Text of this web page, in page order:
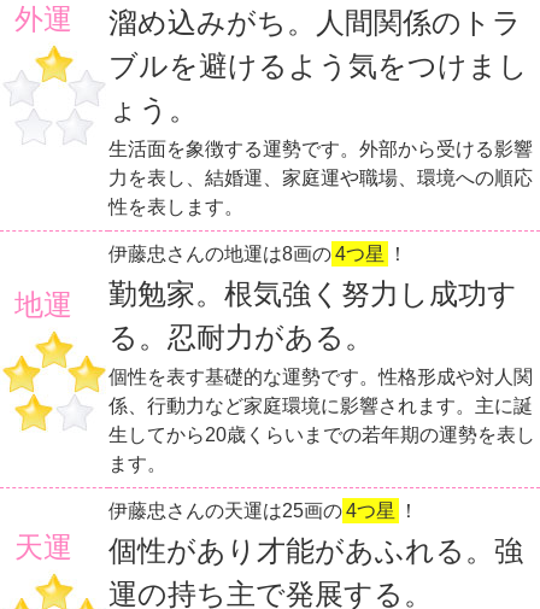
外運
溜め込みがち。人間関係のトラ
ブルを避けるよう気をつけまし
ょう。
生活面を象徴する運勢です。外部から受ける影響
力を表し、結婚運、家庭運や職場、環境への順応
性を表します。
地運
伊藤忠さんの地運は8画の4つ星 ！
勤勉家。根気強く努力し成功す
る。忍耐力がある。
個性を表す基礎的な運勢です。性格形成や対人関
係、行動力など家庭環境に影響されます。主に誕
生してから20歳くらいまでの若年期の運勢を表し
ます。
天運
伊藤忠さんの天運は25画の4つ星 ！
個性があり才能があふれる。強
運の持ち主で発展する。